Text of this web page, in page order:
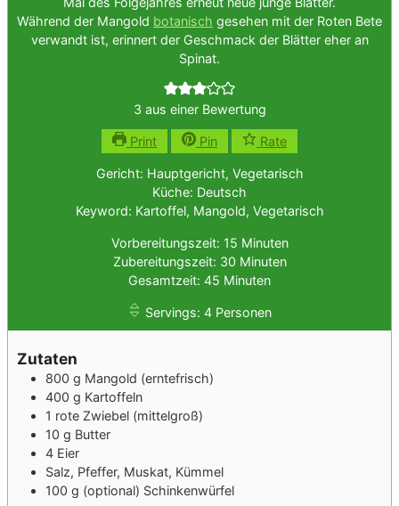
Während der Mangold botanisch gesehen mit der Roten Bete
verwandt ist, erinnert der Geschmack der Blätter eher an
Spinat.
3 aus einer Bewertung
Print Pin Rate
Gericht: Hauptgericht, Vegetarisch
Küche: Deutsch
Keyword: Kartoffel, Mangold, Vegetarisch
Vorbereitungszeit: 15Minuten
Minuten
Zubereitungszeit: 30Minuten
Minuten
Gesamtzeit: 45 Minuten
Minuten
Servings: 4 Personen
Zutaten
800 g Mangold (erntefrisch)
400 g Kartoffeln
1 rote Zwiebel (mittelgroß)
10 g Butter
4 Eier
Salz, Pfeffer, Muskat, Kümmel
100 g (optional) Schinkenwürfel